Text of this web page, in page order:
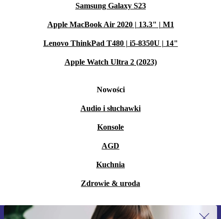
Samsung Galaxy S23
Apple MacBook Air 2020 | 13.3" | M1
Lenovo ThinkPad T480 | i5-8350U | 14"
Apple Watch Ultra 2 (2023)
Nowości
Audio i słuchawki
Konsole
AGD
Kuchnia
Zdrowie & uroda